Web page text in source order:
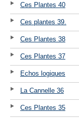
Ces Plantes 40
Ces plantes 39.
Ces Plantes 38
Ces Plantes 37
Echos logiques
La Cannelle 36
Ces Plantes 35